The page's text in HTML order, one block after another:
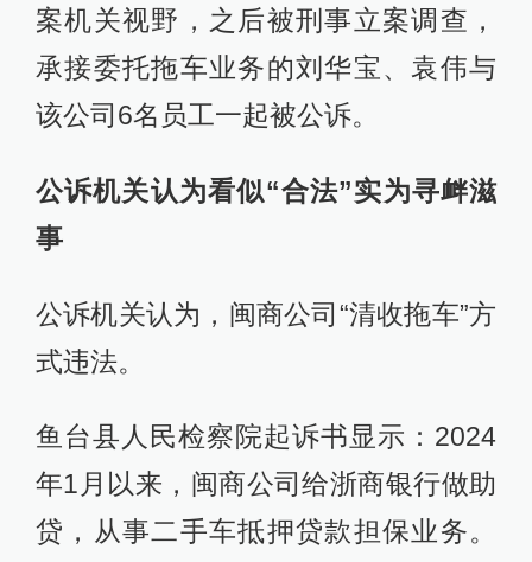
案机关视野，之后被刑事立案调查，
承接委托拖车业务的刘华宝、袁伟与
该公司6名员工一起被公诉。
公诉机关认为看似“合法”实为寻衅滋
事
公诉机关认为，闽商公司“清收拖车”方
式违法。
鱼台县人民检察院起诉书显示：2024
年1月以来，闽商公司给浙商银行做助
贷，从事二手车抵押贷款担保业务。